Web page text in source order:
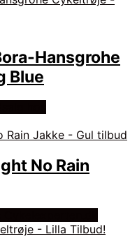
Hansgrohe
Blue
No Rain